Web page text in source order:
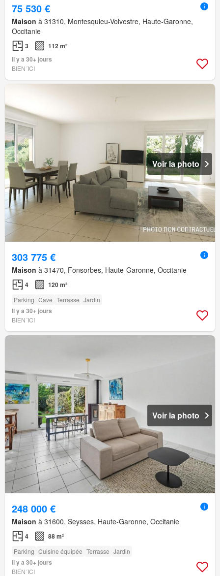
75 530 €
Maison à 31310, Montesquieu-Volvestre, Haute-Garonne,
Occitanie
3
112 m²
Il y a 30+ jours
BIEN´ICI
Voir la photo
303 775 €
Maison à 31470, Fonsorbes, Haute-Garonne, Occitanie
4 120 m²
Parking Cave Terrasse Jardin
Il y a 30+ jours
BIEN´ICI
Voir la photo
248 000 €
Maison à 31600, Seysses, Haute-Garonne, Occitanie
4 88 m²
Parking Cuisine équipée Terrasse Jardin
Il y a 30+ jours
BIEN´ICI